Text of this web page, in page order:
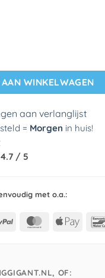
aantal
WINKELWAGEN
aan verlanglijst
= Morgen in huis!
4.7 / 5
met o.a.:
PayPal MasterCard
Apple
OF: